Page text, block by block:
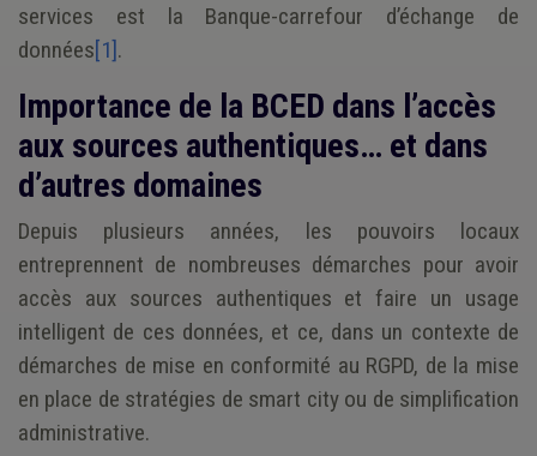
services est la Banque-carrefour d’échange de
données[1].
Importance de la BCED dans l’accès
aux sources authentiques… et dans
d’autres domaines
Depuis plusieurs années, les pouvoirs locaux
entreprennent de nombreuses démarches pour avoir
accès aux sources authentiques et faire un usage
intelligent de ces données, et ce, dans un contexte de
démarches de mise en conformité au RGPD, de la mise
en place de stratégies de smart city ou de simplification
administrative.